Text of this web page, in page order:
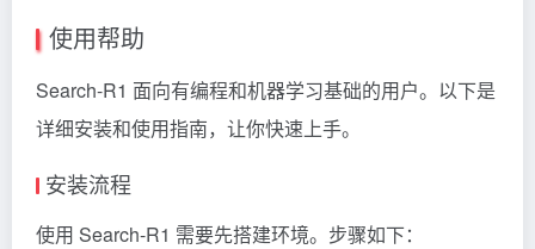
使用帮助
Search-R1 面向有编程和机器学习基础的用户。以下是
详细安装和使用指南，让你快速上手。
安装流程
使用 Search-R1 需要先搭建环境。步骤如下：